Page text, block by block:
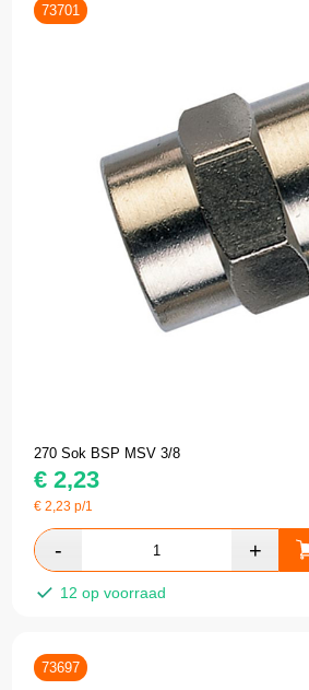
73701
270 Sok BSP MSV 3/8
€ 2,23
€2,23 p/1
12 op voorraad
73697